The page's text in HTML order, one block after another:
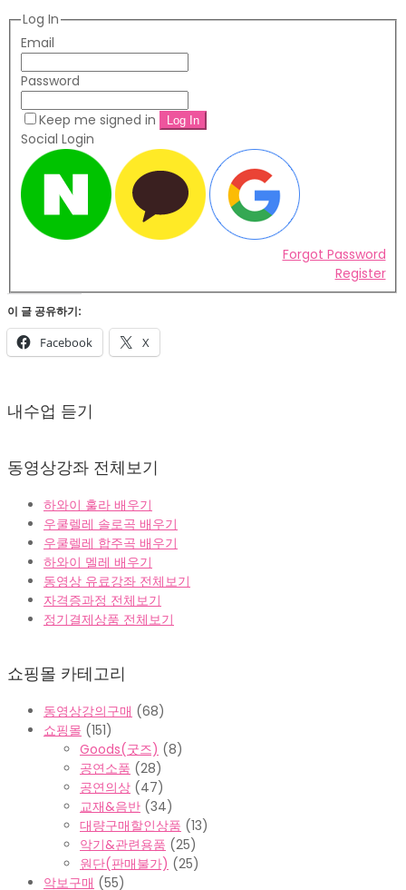
Log In
Email
Password
Keep me signed in
Social Login
Forgot Password
Register
이 글 공유하기:
Facebook X
02-
내수업 듣기
동영상강좌 전체보기
하와이 훌라 배우기
우쿨렐레 솔로곡 배우기
우쿨렐레 합주곡 배우기
하와이 멜레 배우기
동영상 유료강좌 전체보기
자격증과정 전체보기
정기결제상품 전체보기
쇼핑몰 카테고리
동영상강의구매 (68)
쇼핑몰 (151)
Goods(굿즈) (8)
공연소품 (28)
공연의상 (47)
교재&음반 (34)
대량구매할인상품 (13)
악기&관련용품 (25)
원단(판매불가) (25)
악보구매 (55)